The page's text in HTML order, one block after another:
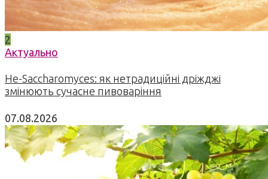
2
Актуально
Не-Saccharomyces: як нетрадиційні дріжджі
змінюють сучасне пивоваріння
07.08.2026